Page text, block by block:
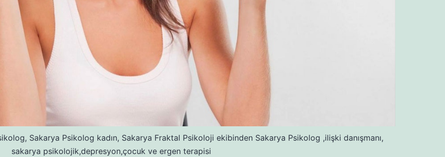
Sakarya Psikolog kadın, Sakarya Fraktal Psikoloji ekibinden Sakarya Psikolog ,ilişki danışmanı,
sakarya psikolojik,depresyon,çocuk ve ergen terapisi